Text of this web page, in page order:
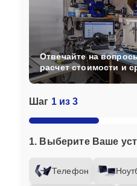
Шаг 1 из 3
1. Выберите Ваше
Телефон
Отвечайте на
расчет стоимости и